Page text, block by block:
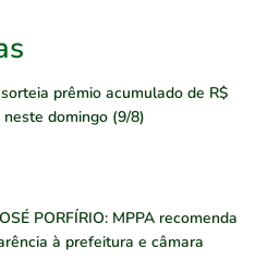
prêmio acumulado de R$
domingo (9/8)
PORFÍRIO: MPPA recomenda
à prefeitura e câmara